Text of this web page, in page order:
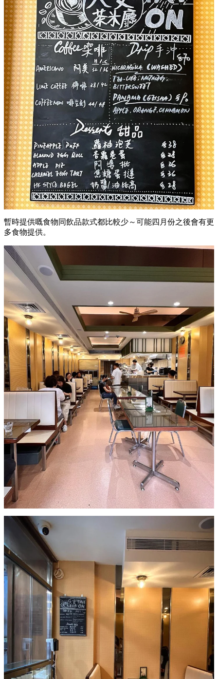
暫時提供嘅食物同飲品款式都比較少～可能四月份之後會有更
多食物提供。